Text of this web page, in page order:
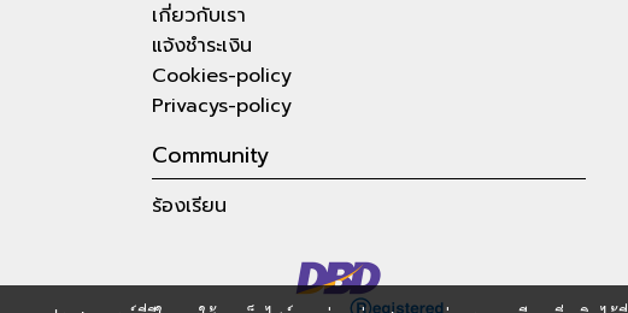
เกี่ยวกับเรา
แจ้งชำระเงิน
Cookies-policy
Privacys-policy
Community
ร้องเรียน